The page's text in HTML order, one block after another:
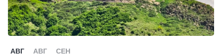
АВГ АВГ СЕН